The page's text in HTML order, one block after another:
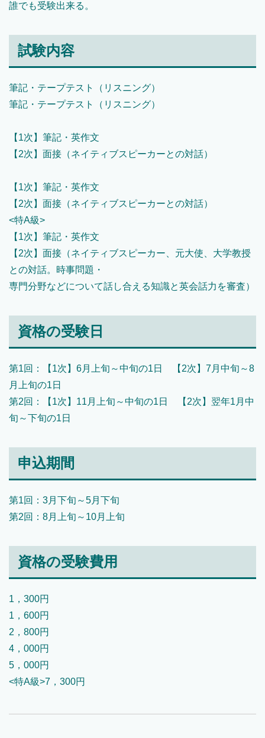
誰でも受験出来る。
試験内容
筆記・テープテスト（リスニング）
筆記・テープテスト（リスニング）
【1次】筆記・英作文
【2次】面接（ネイティブスピーカーとの対話）
【1次】筆記・英作文
【2次】面接（ネイティブスピーカーとの対話）
<特A級>
【1次】筆記・英作文
【2次】面接（ネイティブスピーカー、元大使、大学教授
との対話。時事問題・
専門分野などについて話し合える知識と英会話力を審査）
資格の受験日
第1回：【1次】6月上旬～中旬の1日 【2次】7月中旬～8
月上旬の1日
第2回：【1次】11月上旬～中旬の1日 【2次】翌年1月中
旬～下旬の1日
申込期間
第1回：3月下旬～5月下旬
第2回：8月上旬～10月上旬
資格の受験費用
1，300円
1，600円
2，800円
4，000円
5，000円
<特A級>7，300円